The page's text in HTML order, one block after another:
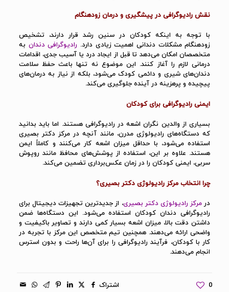
نقش رادیوگرافی در پیشگیری و درمان زودهنگام
با توجه به اینکه کودکان در سنین رشد قرار دارند، تشخیص
زودهنگام مشکلات دندانی اهمیت زیادی دارد. رادیوگرافی دندان به
متخصصان امکان می‌دهد تا قبل از ایجاد درد یا آسیب جدی، اقدامات
درمانی لازم را آغاز کنند. این موضوع نه تنها باعث حفظ سلامت
دندان‌های شیری و دائمی کودک می‌شود، بلکه از نیاز به درمان‌های
پیچیده و پرهزینه در آینده جلوگیری می‌کند.
ایمنی رادیوگرافی برای کودکان
بسیاری از والدین نگران اشعه در رادیوگرافی هستند. اما باید بدانید
که دستگاه‌های رادیولوژی مدرن، مانند آنچه در مرکز دکتر بصیری
استفاده می‌شود، با حداقل میزان اشعه کار می‌کنند و کاملاً ایمن
هستند. علاوه بر این، استفاده از پوشش‌های محافظ مانند روپوش
سربی، ایمنی کودکان را در زمان عکس‌برداری تضمین می‌کند.
چرا انتخاب مرکز رادیولوژی دکتر بصیری؟
در مرکز رادیولوژی دکتر بصیری، از جدیدترین تجهیزات دیجیتال برای
رادیوگرافی دندان کودکان استفاده می‌شود. این دستگاه‌ها ضمن
داشتن دقت بالا، میزان اشعه بسیار کمی دارند و تصاویر باکیفیت و
واضحی ارائه می‌دهند. همچنین تیم متخصص این مرکز با تجربه در
کار با کودکان، فرآیند رادیوگرافی را برای آن‌ها راحت و بدون استرس
انجام می‌دهند.
اشتراک 0